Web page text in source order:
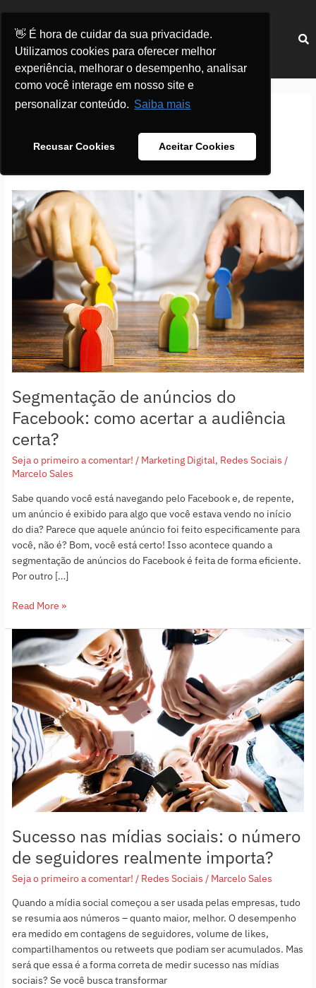
👋 É hora de cuidar da sua privacidade.
Utilizamos cookies para oferecer melhor
experiência, melhorar o desempenho, analisar
como você interage em nosso site e
personalizar conteúdo. Saiba mais
Recusar Cookies Aceitar Cookies
conteúdo
Redes Sociais
Segmentação de anúncios do
Facebook: como acertar a audiência
certa?
Seja o primeiro a comentar! / Marketing Digital, Redes Sociais /
Marcelo Sales
Sabe quando você está navegando pelo Facebook e, de repente,
um anúncio é exibido para algo que você estava vendo no início
do dia? Parece que aquele anúncio foi feito especificamente para
você, não é? Bom, você está certo! Isso acontece quando a
segmentação de anúncios do Facebook é feita de forma eficiente.
Por outro […]
Segmentação
de
anúncios
do
Facebook:
como
audiência
certa?
Read More »
Sucesso nas mídias sociais: o número
de seguidores realmente importa?
Seja o primeiro a comentar! / Redes Sociais / Marcelo Sales
Quando a mídia social começou a ser usada pelas empresas, tudo
se resumia aos números – quanto maior, melhor. O desempenho
era medido em contagens de seguidores, volume de likes,
compartilhamentos ou retweets que podiam ser acumulados. Mas
será que essa é a forma correta de medir sucesso nas mídias
sociais? Se você busca transformar
Sucesso
nas
mídias
sociais:
número
de
seguidores
realmente
importa?
Paginação
de